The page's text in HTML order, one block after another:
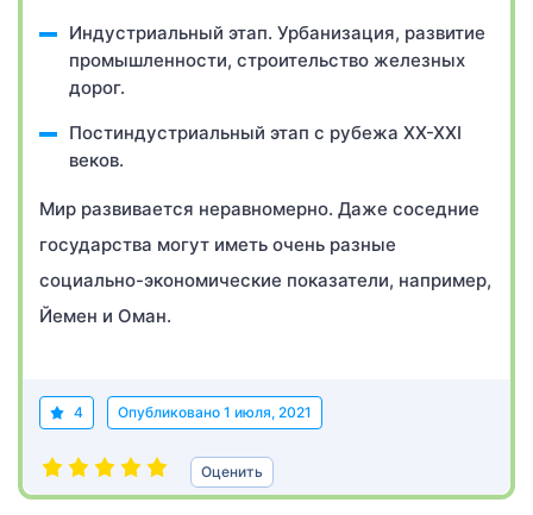
Индустриальный этап. Урбанизация, развитие
промышленности, строительство железных
дорог.
Постиндустриальный этап с рубежа XX-XXI
веков.
Мир развивается неравномерно. Даже соседние
государства могут иметь очень разные
социально-экономические показатели, например,
Йемен и Оман.
4 Опубликовано 1 июля, 2021
Оценить